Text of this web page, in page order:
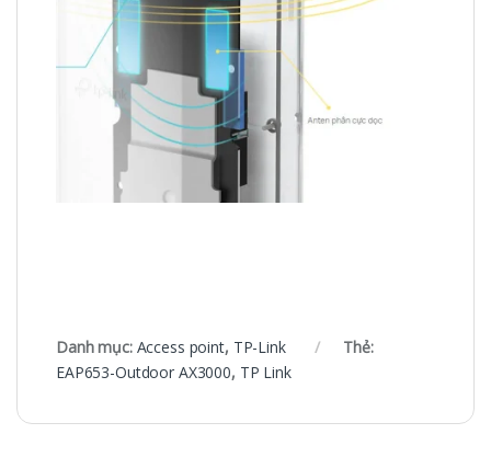
Danh mục: Access point, TP-Link
Thẻ:
EAP653-Outdoor AX3000, TP Link